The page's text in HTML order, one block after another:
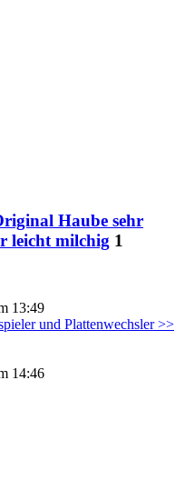
Haube sehr
leicht milchig 1
13:49
und Plattenwechsler >>
14:46